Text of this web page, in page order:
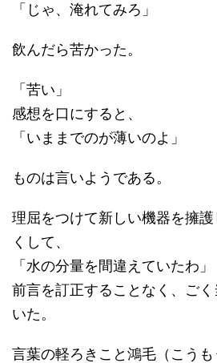
「じゃ、淹れてみろ」
飲んだら苦かった。
「苦い」
感想を口にすると、
「いままでのが薄いのよ」
ものは言いようである。
理屈をつけて新しい機器を擁
くして、
「水の分量を間違えていたわ」
前言を訂正することなく、ご
いた。
言葉の軽ろきこと鴻毛（こうも